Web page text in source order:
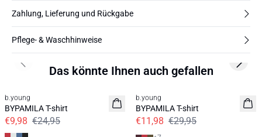
Zahlung, Lieferung und Rückgabe
Pflege- & Waschhinweise
Das könnte Ihnen auch gefallen
b.young
BYPAMILA T-shirt
€9,98 €24,95
60%
b.young
BYPAMILA T-shirt
€11,98 €29,95
Previous slide Next